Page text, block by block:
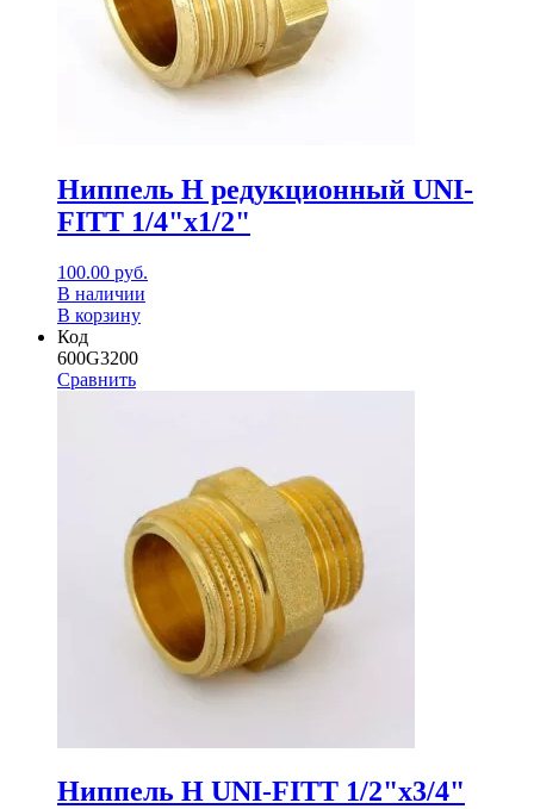
Ниппель Н редукционный UNI-
FITT 1/4"x1/2"
100.00 руб.
В наличии
В корзину
Код
600G3200
Сравнить
Ниппель Н UNI-FITT 1/2"x3/4"